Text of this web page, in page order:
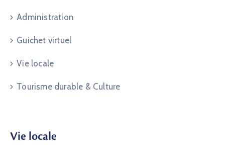
Administration
Guichet virtuel
Vie locale
Tourisme durable & Culture
Vie locale